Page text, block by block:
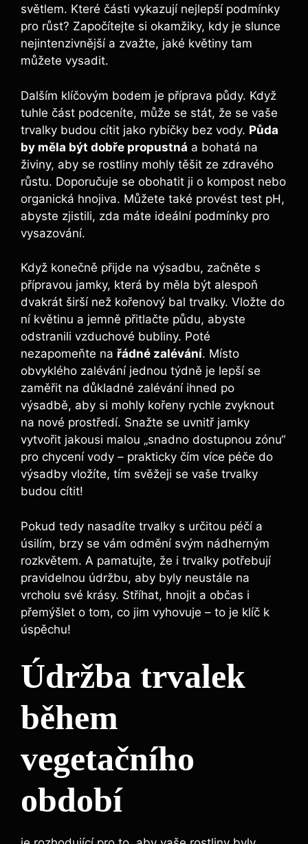
světlem. Které části vykazují nejlepší podmínky
pro růst? Započítejte si okamžiky, kdy je slunce
nejintenzivnější a zvažte, jaké květiny tam
můžete vysadit.
Dalším klíčovým bodem je příprava půdy. Když
tuhle část podceníte, může se stát, že se vaše
trvalky budou cítit jako rybičky bez vody. Půda
by měla být dobře propustná a bohatá na
živiny, aby se rostliny mohly těšit ze zdravého
růstu. Doporučuje se obohatit ji o kompost nebo
organická hnojiva. Můžete také provést test pH,
abyste zjistili, zda máte ideální podmínky pro
vysazování.
Když konečně přijde na výsadbu, začněte s
přípravou jamky, která by měla být alespoň
dvakrát širší než kořenový bal trvalky. Vložte do
ní květinu a jemně přitlačte půdu, abyste
odstranili vzduchové bubliny. Poté
nezapomeňte na řádné zalévání. Místo
obvyklého zalévání jednou týdně je lepší se
zaměřit na důkladné zalévání ihned po
výsadbě, aby si mohly kořeny rychle zvyknout
na nové prostředí. Snažte se uvnitř jamky
vytvořit jakousi malou „snadno dostupnou zónu“
pro chycení vody – prakticky čím více péče do
výsadby vložíte, tím svěžeji se vaše trvalky
budou cítit!
Pokud tedy nasadíte trvalky s určitou péčí a
úsilím, brzy se vám odmění svým nádherným
rozkvětem. A pamatujte, že i trvalky potřebují
pravidelnou údržbu, aby byly neustále na
vrcholu své krásy. Stříhat, hnojit a občas i
přemýšlet o tom, co jim vyhovuje – to je klíč k
úspěchu!
Údržba trvalek
během
vegetačního
období